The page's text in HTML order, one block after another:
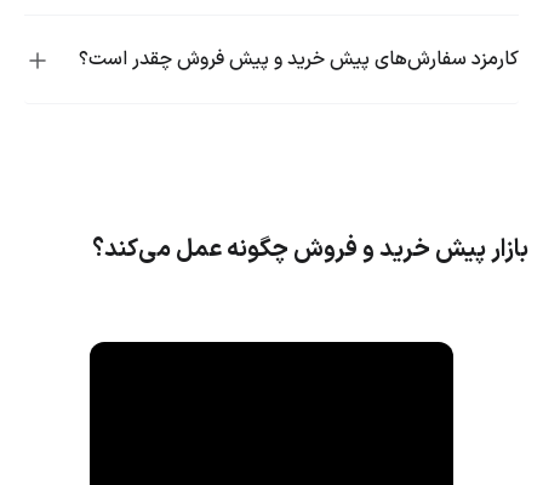
کارمزد سفارش‌های پیش خرید و پیش فروش چقدر است؟
بازار پیش خرید و فروش چگونه عمل می‌کند؟